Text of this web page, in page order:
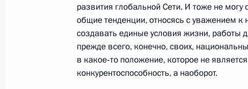
31 декабря 2014 года, 14:45
Внесены изменения в закон о
23 декабря 2014 года, 13:30
развития глобальной Сети. И тоже не могу
общие тенденции, относясь с уважением
создавать единые условия жизни, работы
прежде всего, конечно, своих,
в какое‑то положение, которое не
конкурентоспособность, а наоборот.